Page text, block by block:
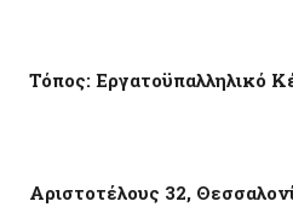
Τόπος: Εργατοϋπαλληλικό
Αριστοτέλους 32,